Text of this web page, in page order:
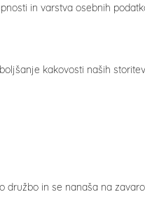
in varstva osebnih
kakovosti naših
in se nanaša na